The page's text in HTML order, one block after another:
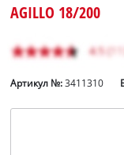
AGILLO 18/200
Артикул №: 3411310